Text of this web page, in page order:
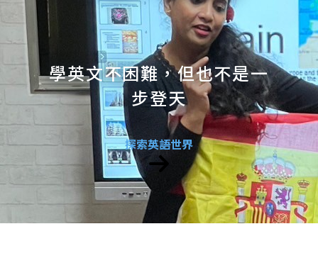
學英文不困難，但也不是一
步登天
探索英語世界